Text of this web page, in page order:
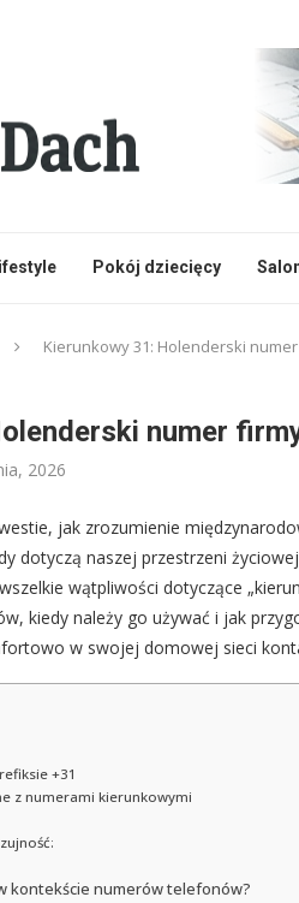
Pokój dziecięcy
Kierunkowy 31: Holenderski
numer
2026
jak zrozumienie
dotyczą naszej przestrzeni
wątpliwości dotyczące
kiedy należy go używać i jak
w swojej domowej sieci
+31
z numerami kierunkowymi
kontekście numerów telefonów?